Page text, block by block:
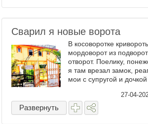
Сварил я новые ворота
В косоворотке
мордоворот из
отворот. Поелику,
я там врезал замок,
мои с супругой и дочкой
27-04-
Развернуть